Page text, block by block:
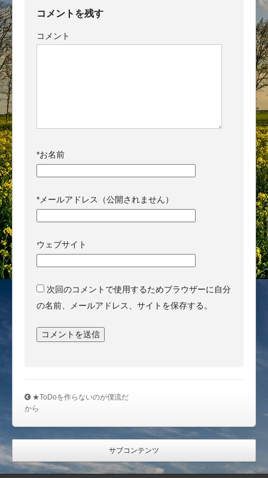
コメントを残す
コメント
*お名前
* メールアドレス（公開されません）
ウェブサイト
次回のコメントで使用するためブラウザーに自分
の名前、メールアドレス、サイトを保存する。
★ToDoを作らないのが僕流だ
から
サブコンテンツ